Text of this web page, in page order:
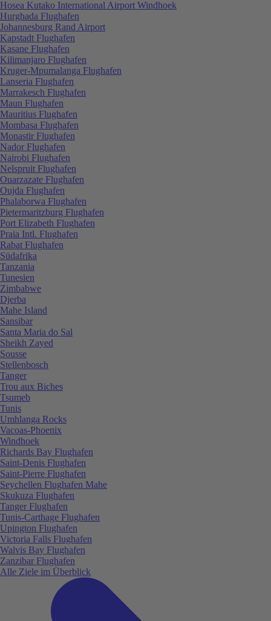
Hosea Kutako International Airport Windhoek
Hurghada Flughafen
Johannesburg Rand Airport
Kapstadt Flughafen
Kasane Flughafen
Kilimanjaro Flughafen
Kruger-Mpumalanga Flughafen
Lanseria Flughafen
Marrakesch Flughafen
Maun Flughafen
Mauritius Flughafen
Mombasa Flughafen
Monastir Flughafen
Nador Flughafen
Nairobi Flughafen
Nelspruit Flughafen
Ouarzazate Flughafen
Oujda Flughafen
Phalaborwa Flughafen
Pietermaritzburg Flughafen
Port Elizabeth Flughafen
Praia Intl. Flughafen
Rabat Flughafen
Südafrika
Tanzania
Tunesien
Zimbabwe
Djerba
Mahe Island
Sansibar
Santa Maria do Sal
Sheikh Zayed
Sousse
Stellenbosch
Tanger
Trou aux Biches
Tsumeb
Tunis
Umhlanga Rocks
Vacoas-Phoenix
Windhoek
Richards Bay Flughafen
Saint-Denis Flughafen
Saint-Pierre Flughafen
Seychellen Flughafen Mahe
Skukuza Flughafen
Tanger Flughafen
Tunis-Carthage Flughafen
Upington Flughafen
Victoria Falls Flughafen
Walvis Bay Flughafen
Zanzibar Flughafen
Alle Ziele im Überblick